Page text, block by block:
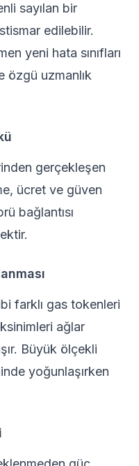
sayılan bir
edilebilir.
yeni hata sınıfları
özgü uzmanlık
gerçekleşen
ücret ve güven
bağlantısı
farklı gas tokenleri
ağlar
Büyük ölçekli
yoğunlaşırken